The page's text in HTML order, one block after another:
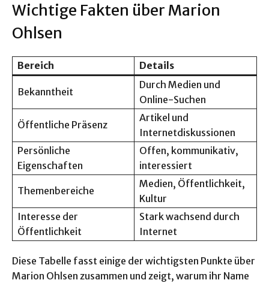
Wichtige Fakten über Marion
Ohlsen
Bereich Details
Bekanntheit
Durch Medien und
Online-Suchen
Öffentliche Präsenz
Artikel und
Internetdiskussionen
Persönliche
Eigenschaften
Offen, kommunikativ,
interessiert
Themenbereiche
Medien, Öffentlichkeit,
Kultur
Interesse der
Öffentlichkeit
Stark wachsend durch
Internet
Diese Tabelle fasst einige der wichtigsten Punkte über
Marion Ohlsen zusammen und zeigt, warum ihr Name